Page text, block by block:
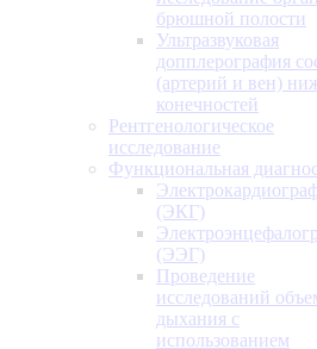
брюшной полости
Ультразвуковая
допплерография
(артерий и вен)
конечностей
Рентгенологическое
исследование
Функциональная
(ЭКГ)
(ЭЭГ)
Проведение
исследований
дыхания с
использованием